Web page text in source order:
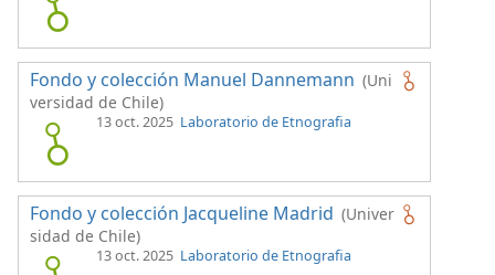
Fondo y colección Manuel Dannemann (Uni
versidad de Chile)
13 oct. 2025 Laboratorio de Etnografia
Fondo y colección Jacqueline Madrid (Univer
sidad de Chile)
13 oct. 2025 Laboratorio de Etnografia